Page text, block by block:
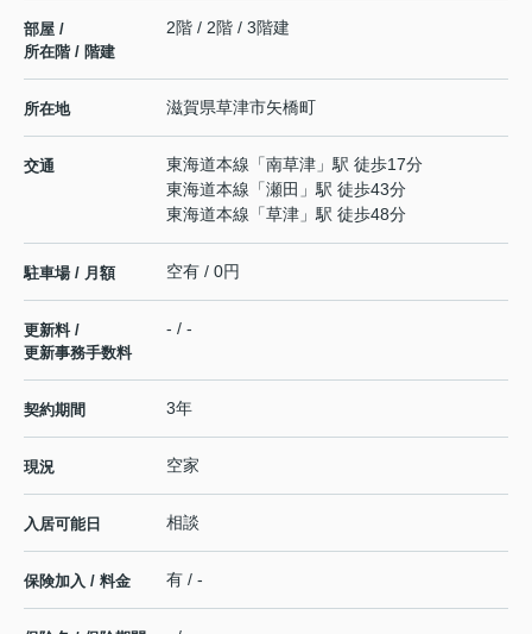
部屋 /
所在階 / 階建
2階 / 2階 / 3階建
所在地 滋賀県草津市矢橋町
交通 東海道本線 「南草津 」駅 徒歩17分
東海道本線 「瀬田 」駅 徒歩43分
東海道本線 「草津 」駅 徒歩48分
駐車場 / 月額 空有 / 0円
更新料 /
更新事務手数料
- / -
契約期間 3年
現況 空家
入居可能日 相談
保険加入 / 料金 有 / -